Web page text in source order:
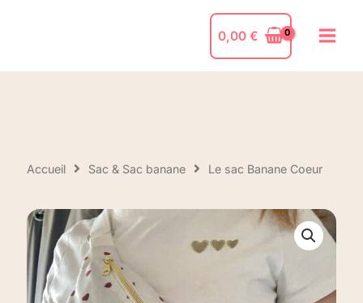
0,00€
Accueil Sac & Sac banane Le sac Banane Coeur